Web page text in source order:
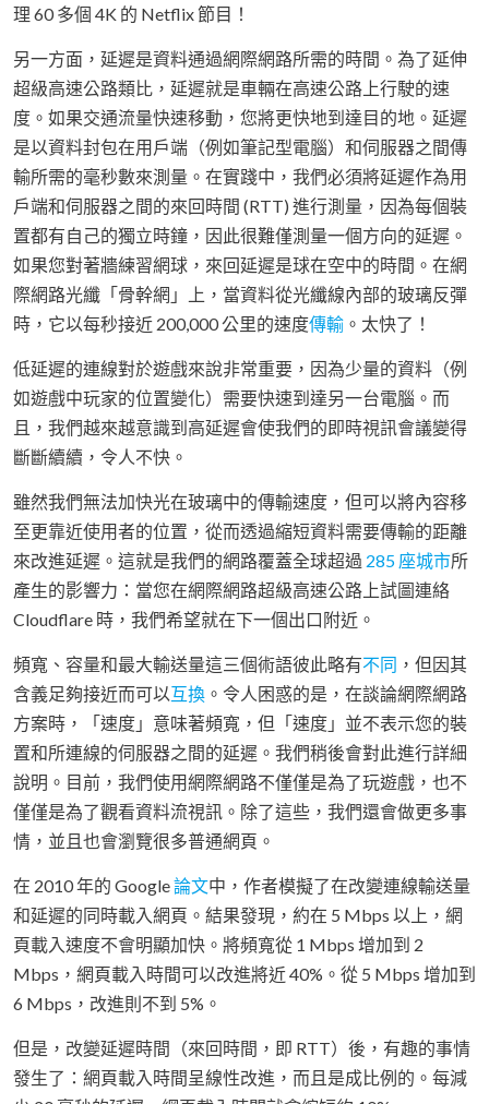
理 60 多個 4K 的 Netflix 節目！
另一方面，延遲是資料通過網際網路所需的時間。為了延伸
超級高速公路類比，延遲就是車輛在高速公路上行駛的速
度。如果交通流量快速移動，您將更快地到達目的地。延遲
是以資料封包在用戶端（例如筆記型電腦）和伺服器之間傳
輸所需的毫秒數來測量。在實踐中，我們必須將延遲作為用
戶端和伺服器之間的來回時間 (RTT) 進行測量，因為每個裝
置都有自己的獨立時鐘，因此很難僅測量一個方向的延遲。
如果您對著牆練習網球，來回延遲是球在空中的時間。在網
際網路光纖「骨幹網」上，當資料從光纖線內部的玻璃反彈
時，它以每秒接近 200,000 公里的速度傳輸 。太快了！
低延遲的連線對於遊戲來說非常重要，因為少量的資料（例
如遊戲中玩家的位置變化）需要快速到達另一台電腦。而
且，我們越來越意識到高延遲會使我們的即時視訊會議變得
斷斷續續，令人不快。
雖然我們無法加快光在玻璃中的傳輸速度，但可以將內容移
至更靠近使用者的位置，從而透過縮短資料需要傳輸的距離
來改進延遲。這就是我們的網路覆蓋全球超過 285 座城市所
產生的影響力：當您在網際網路超級高速公路上試圖連絡
Cloudflare 時，我們希望就在下一個出口附近。
頻寬、容量和最大輸送量這三個術語彼此略有不同 ，但因其
含義足夠接近而可以互換 。令人困惑的是，在談論網際網路
方案時，「速度」意味著頻寬，但「速度」並不表示您的裝
置和所連線的伺服器之間的延遲。我們稍後會對此進行詳細
說明。目前，我們使用網際網路不僅僅是為了玩遊戲，也不
僅僅是為了觀看資料流視訊。除了這些，我們還會做更多事
情，並且也會瀏覽很多普通網頁。
在 2010 年的 Google論文中，作者模擬了在改變連線輸送量
和延遲的同時載入網頁。結果發現，約在 5 Mbps 以上，網
頁載入速度不會明顯加快。將頻寬從 1 Mbps 增加到 2
Mbps，網頁載入時間可以改進將近 40%。從 5 Mbps 增加到
6 Mbps，改進則不到 5%。
但是，改變延遲時間（來回時間，即 RTT）後，有趣的事情
發生了：網頁載入時間呈線性改進，而且是成比例的。每減